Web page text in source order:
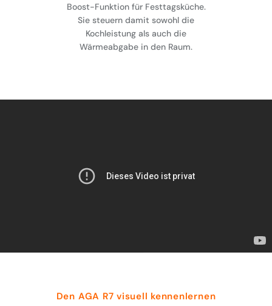
Boost-Funktion für Festtagsküche.
Sie steuern damit sowohl die
Kochleistung als auch die
Wärmeabgabe in den Raum.
Den AGA R7 visuell kennenlernen